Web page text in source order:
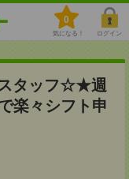
0
気になる！ ログイン
タッフ☆★週
楽々シフト申